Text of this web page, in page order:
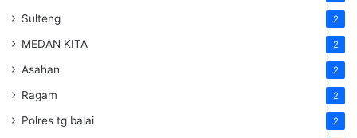
Sulteng 2
MEDAN KITA 2
Asahan 2
Ragam 2
Polres tg balai 2